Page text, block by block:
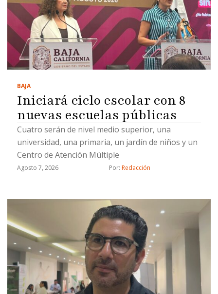
BAJA
Iniciará ciclo escolar con 8
nuevas escuelas públicas
Cuatro serán de nivel medio superior, una
universidad, una primaria, un jardín de niños y un
Centro de Atención Múltiple
Agosto 7, 2026 Por: Redacción